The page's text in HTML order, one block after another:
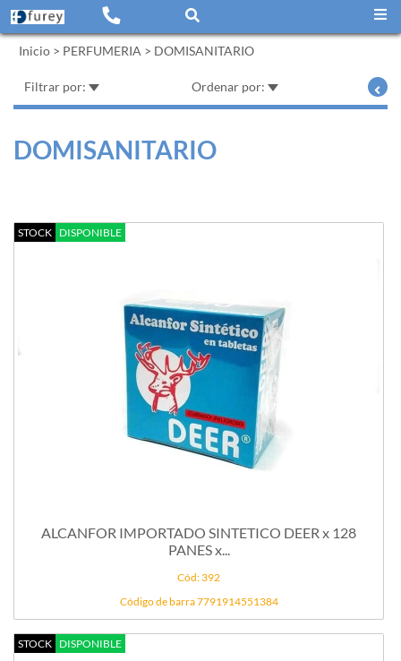
Inicio > PERFUMERIA > DOMISANITARIO
Filtrar por: Ordenar por:
DOMISANITARIO
STOCK DISPONIBLE
ALCANFOR IMPORTADO SINTETICO DEER x 128
PANES x...
Cód: 392
Código de barra 7791914551384
STOCK DISPONIBLE